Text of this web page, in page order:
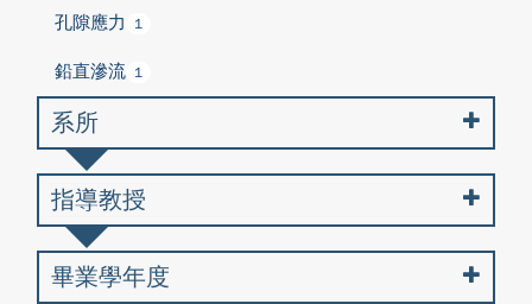
孔隙應力 1
鉛直滲流 1
系所
指導教授
畢業學年度